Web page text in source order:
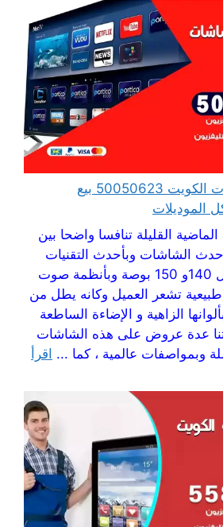
بيع تلفزيونات شاشات الكويت 50050623 بيع
الموديلات
القليلة تنافسا واضحا بين
الشاشات وبأحدث التقنيات
وبأحجام متنوعة تصل 140و 150 بوصة وبأنظمة صوت
تشعر العميل وكانه يطل من
الزاهية و الإضاءة الساطعة
عدة عروض على هذه الشاشات
وبمواصفات عالمية ، كما ... اقرأ